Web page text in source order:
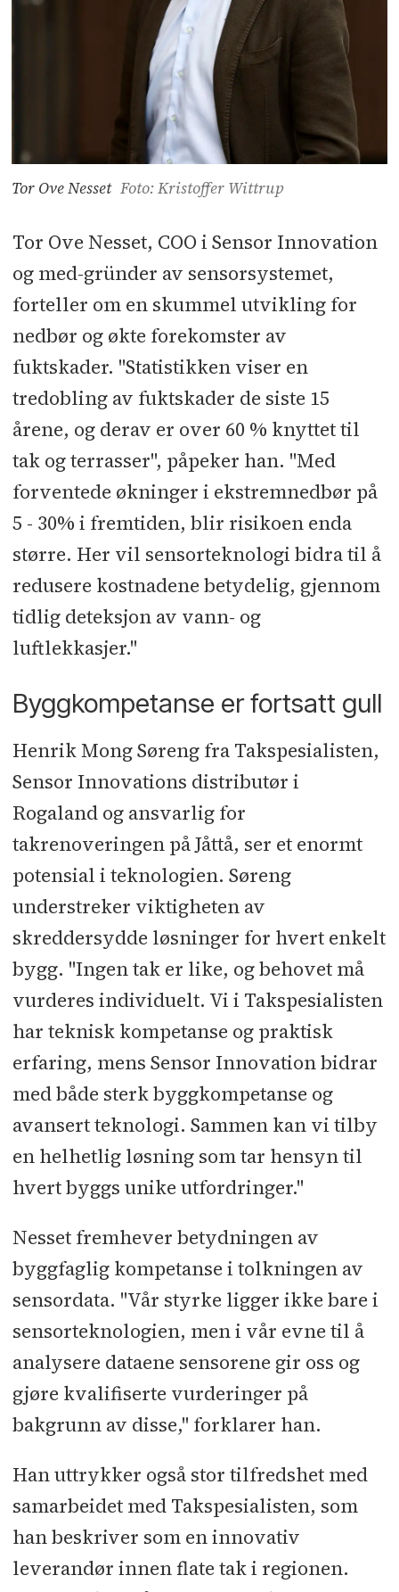
Tor Ove Nesset Foto: Kristoffer Wittrup
Tor Ove Nesset, COO i Sensor Innovation
og med-gründer av sensorsystemet,
forteller om en skummel utvikling for
nedbør og økte forekomster av
fuktskader. "Statistikken viser en
tredobling av fuktskader de siste 15
årene, og derav er over 60 % knyttet til
tak og terrasser", påpeker han. "Med
forventede økninger i ekstremnedbør på
5 - 30% i fremtiden, blir risikoen enda
større. Her vil sensorteknologi bidra til å
redusere kostnadene betydelig, gjennom
tidlig deteksjon av vann- og
luftlekkasjer."
Byggkompetanse er fortsatt gull
Henrik Mong Søreng fra Takspesialisten,
Sensor Innovations distributør i
Rogaland og ansvarlig for
takrenoveringen på Jåttå, ser et enormt
potensial i teknologien. Søreng
understreker viktigheten av
skreddersydde løsninger for hvert enkelt
bygg. "Ingen tak er like, og behovet må
vurderes individuelt. Vi i Takspesialisten
har teknisk kompetanse og praktisk
erfaring, mens Sensor Innovation bidrar
med både sterk byggkompetanse og
avansert teknologi. Sammen kan vi tilby
en helhetlig løsning som tar hensyn til
hvert byggs unike utfordringer."
Nesset fremhever betydningen av
byggfaglig kompetanse i tolkningen av
sensordata. "Vår styrke ligger ikke bare i
sensorteknologien, men i vår evne til å
analysere dataene sensorene gir oss og
gjøre kvalifiserte vurderinger på
bakgrunn av disse," forklarer han.
Han uttrykker også stor tilfredshet med
samarbeidet med Takspesialisten, som
han beskriver som en innovativ
leverandør innen flate tak i regionen.